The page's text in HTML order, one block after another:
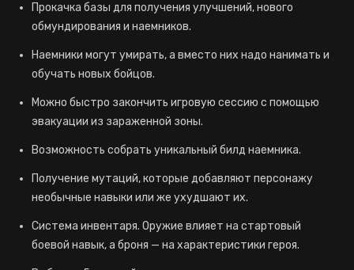
Прокачка базы для получения улучшений, нового
обмундирования и наемников.
Наемники могут умирать, а вместо них надо нанимать и
обучать новых бойцов.
Можно быстро закончить игровую сессию с помощью
эвакуации из зараженной зоны.
Возможность собрать уникальный билд наемника.
Получение мутаций, которые добавляют персонажу
необычные навыки или же ухудшают их.
Система инвентаря. Оружие влияет на стартовый
боевой навык, а броня — на характеристики героя.